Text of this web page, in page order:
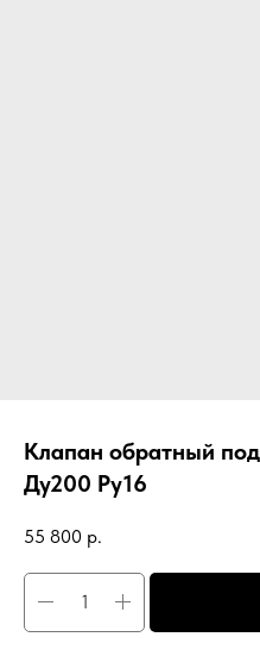
Клапан обратный
Ду200 Ру16
55 800 р.